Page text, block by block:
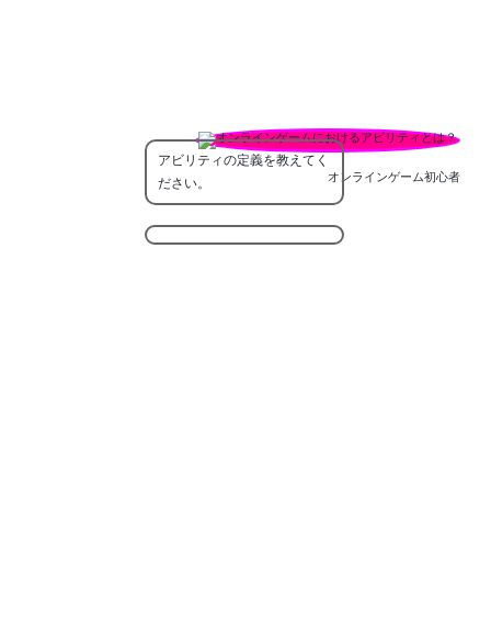
オンラインゲーム初心者
アビリティの定義を教えてく
ださい。